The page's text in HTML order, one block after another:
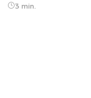
3 min.